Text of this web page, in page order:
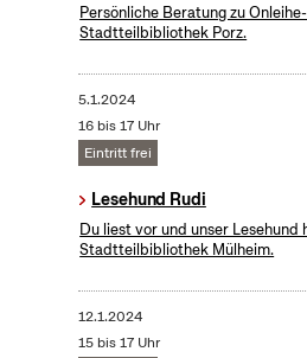
Persönliche Beratung zu
Stadtteilbibliothek Porz.
5.1.2024
16 bis 17 Uhr
Eintritt frei
Lesehund Rudi
Du liest vor und unser Lesehund
Stadtteilbibliothek Mülheim.
12.1.2024
15 bis 17 Uhr